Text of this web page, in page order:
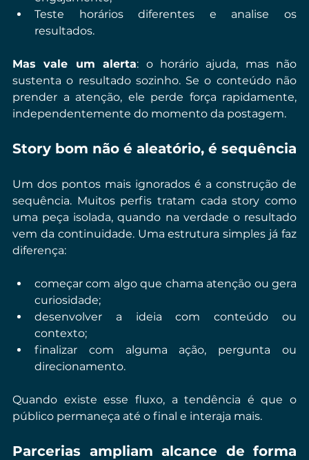
Teste horários diferentes e analise os
resultados.
Mas vale um alerta: o horário ajuda, mas não
sustenta o resultado sozinho. Se o conteúdo não
prender a atenção, ele perde força rapidamente,
independentemente do momento da postagem.
Story bom não é aleatório, é sequência
Um dos pontos mais ignorados é a construção de
sequência. Muitos perfis tratam cada story como
uma peça isolada, quando na verdade o resultado
vem da continuidade. Uma estrutura simples já faz
diferença:
começar com algo que chama atenção ou gera
curiosidade;
desenvolver a ideia com conteúdo ou
contexto;
finalizar com alguma ação, pergunta ou
direcionamento.
Quando existe esse fluxo, a tendência é que o
público permaneça até o final e interaja mais.
Parcerias ampliam alcance de forma